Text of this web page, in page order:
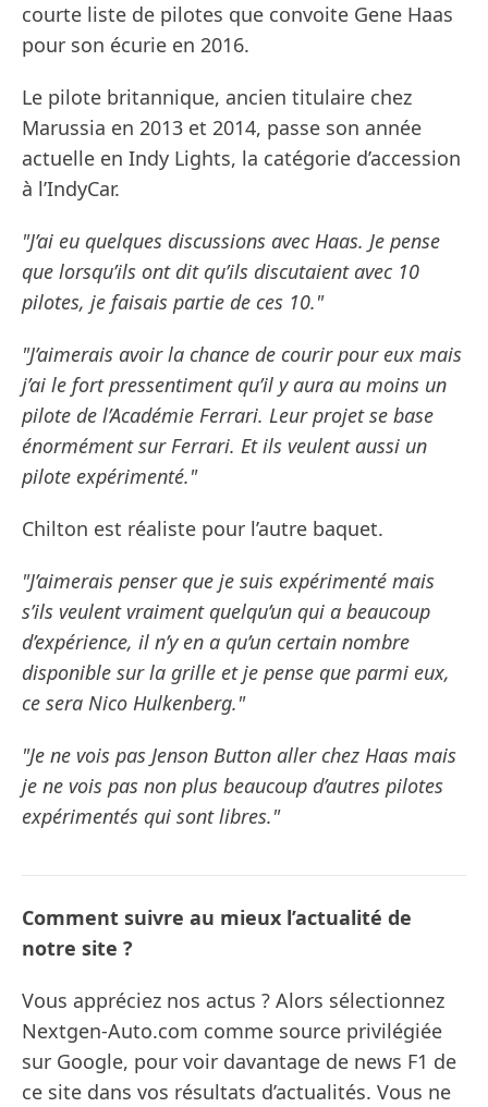
courte liste de pilotes que convoite Gene Haas
pour son écurie en 2016.
Le pilote britannique, ancien titulaire chez
Marussia en 2013 et 2014, passe son année
actuelle en Indy Lights, la catégorie d’accession
à l’IndyCar.
"J’ai eu quelques discussions avec Haas. Je pense
que lorsqu’ils ont dit qu’ils discutaient avec 10
pilotes, je faisais partie de ces 10."
"J’aimerais avoir la chance de courir pour eux mais
j’ai le fort pressentiment qu’il y aura au moins un
pilote de l’Académie Ferrari. Leur projet se base
énormément sur Ferrari. Et ils veulent aussi un
pilote expérimenté."
Chilton est réaliste pour l’autre baquet.
"J’aimerais penser que je suis expérimenté mais
s’ils veulent vraiment quelqu’un qui a beaucoup
d’expérience, il n’y en a qu’un certain nombre
disponible sur la grille et je pense que parmi eux,
ce sera Nico Hulkenberg."
"Je ne vois pas Jenson Button aller chez Haas mais
je ne vois pas non plus beaucoup d’autres pilotes
expérimentés qui sont libres."
Comment suivre au mieux l’actualité de
notre site ?
Vous appréciez nos actus ? Alors sélectionnez
Nextgen-Auto.com comme source privilégiée
sur Google, pour voir davantage de news F1 de
ce site dans vos résultats d’actualités. Vous ne